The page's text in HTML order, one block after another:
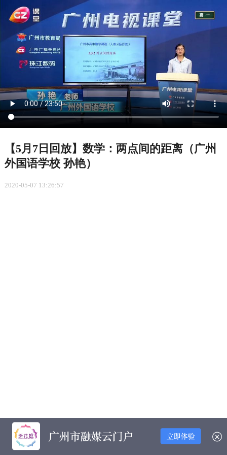
【5月7日回放】数学：两点间的距离（广州
外国语学校 孙艳）
2020-05-07 13:26:57